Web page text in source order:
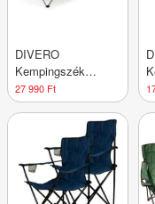
DIVERO
Kempingszék
Deluxe 2 db zöld
27 990 Ft